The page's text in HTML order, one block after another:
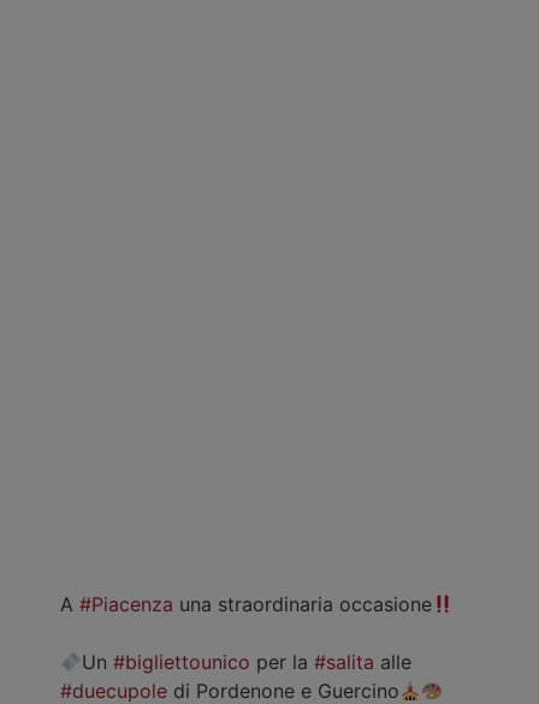
A #Piacenza una straordinaria occasione
Un#bigliettounico per la#salita alle
#duecupole di Pordenone e Guercino